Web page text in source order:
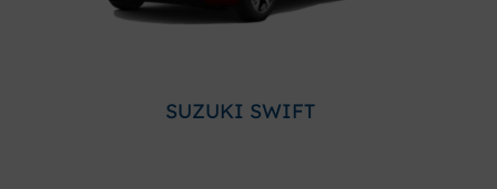
SUZUKI SWIFT